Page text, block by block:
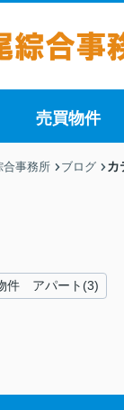
売買物件
合事務所 ブログ カ
件 アパート(3)